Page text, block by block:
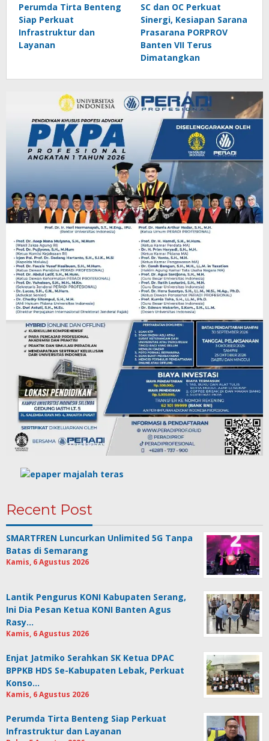
Perumda Tirta Benteng
Siap Perkuat
Infrastruktur dan
Layanan
SC dan OC Perkuat
Sinergi, Kesiapan Sarana
Prasarana PORPROV
Banten VII Terus
Dimatangkan
Recent Post
SMARTFREN Luncurkan Unlimited 5G Tanpa
Batas di Semarang
Kamis, 6 Agustus 2026
Lantik Pengurus KONI Kabupaten Serang,
Ini Dia Pesan Ketua KONI Banten Agus
Rasy…
Kamis, 6 Agustus 2026
Enjat Jatmiko Serahkan SK Ketua DPAC
BPPKB HDS Se-Kabupaten Lebak, Perkuat
Konso…
Kamis, 6 Agustus 2026
Perumda Tirta Benteng Siap Perkuat
Infrastruktur dan Layanan